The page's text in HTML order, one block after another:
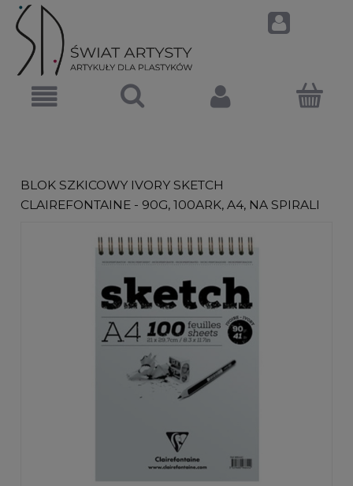
BLOK SZKICOWY IVORY SKETCH
CLAIREFONTAINE - 90G, 100ARK, A4, NA SPIRALI